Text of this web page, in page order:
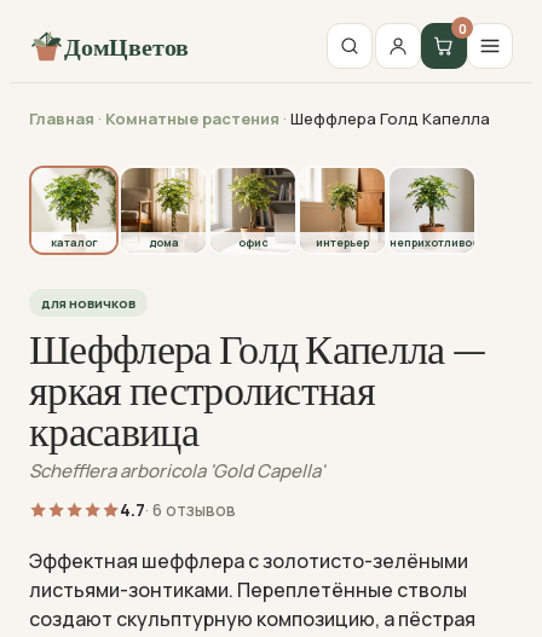
ДомЦветов
0
Главная · Комнатные растения · Шеффлера Голд Капелла
каталог
каталог дома офис интерьер неприхотливое
для новичков
Шеффлера Голд Капелла —
яркая пестролистная
красавица
Schefflera arboricola 'Gold Capella'
4.7· 6 отзывов
Эффектная шеффлера с золотисто-зелёными
листьями-зонтиками. Переплетённые стволы
создают скульптурную композицию, а пёстрая